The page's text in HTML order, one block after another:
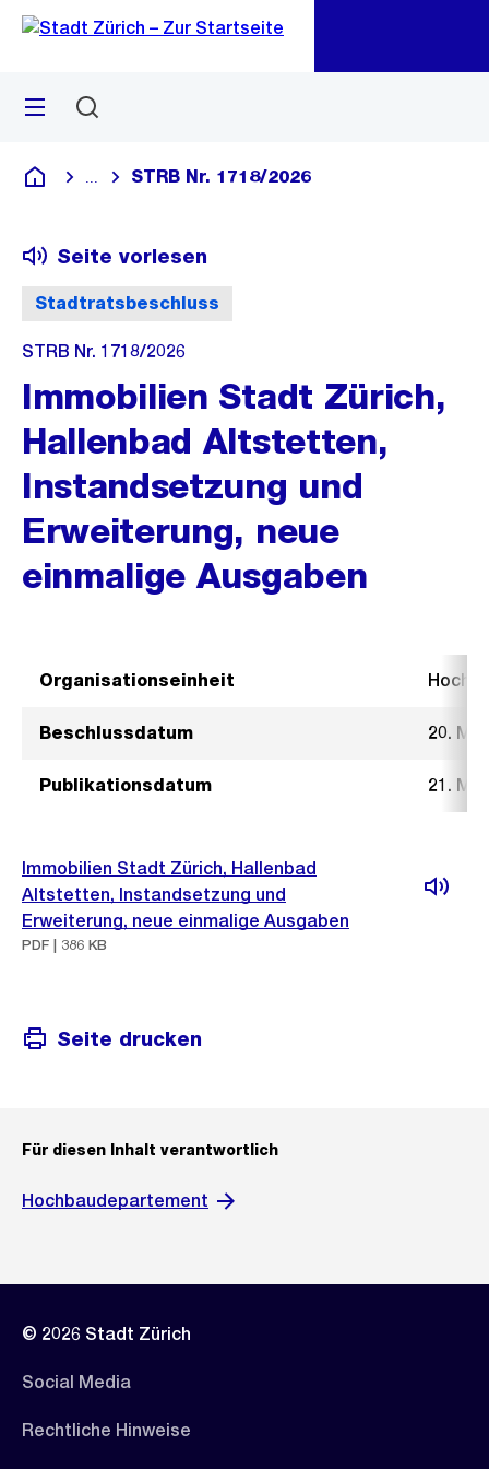
Navigation
Sprunglink
Menü
Deutsch
Blende alle Breadcrumbs ein
STRB Nr. 1718/2026
Stadtratsbeschluss
Seite vorlesen
STRB Nr. 1718/2026
Immobilien Stadt Zürich,
Hallenbad Altstetten,
Instandsetzung und
Erweiterung, neue
einmalige Ausgaben
Organisationseinheit
Beschlussdatum 20.
Publikationsdatum 21.
Immobilien Stadt Zürich, Hallenbad
Altstetten, Instandsetzung und
Erweiterung, neue einmalige Ausgaben
PDF | 386 KB
Seite drucken
Für diesen Inhalt verantwortlich
Hochbaudepartement
© 2026 Stadt Zürich
Social Media
Rechtliche Hinweise